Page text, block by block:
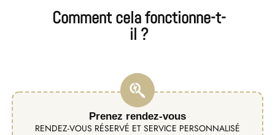
Comment cela fonctionne-t-
il ?
Prenez rendez-vous
RENDEZ-VOUS RÉSERVÉ ET SERVICE PERSONNALISÉ